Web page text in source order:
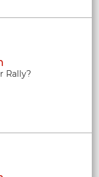
Rally?